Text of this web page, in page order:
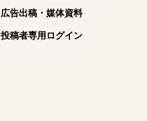
広告出稿・媒体資料
投稿者専用ログイン